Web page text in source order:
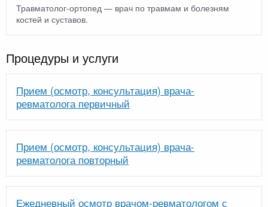
Травматолог-ортопед — врач по травмам и болезням
костей и суставов.
Процедуры и услуги
Прием (осмотр, консультация) врача-
ревматолога первичный
Прием (осмотр, консультация) врача-
ревматолога повторный
Ежедневный осмотр врачом-ревматологом с